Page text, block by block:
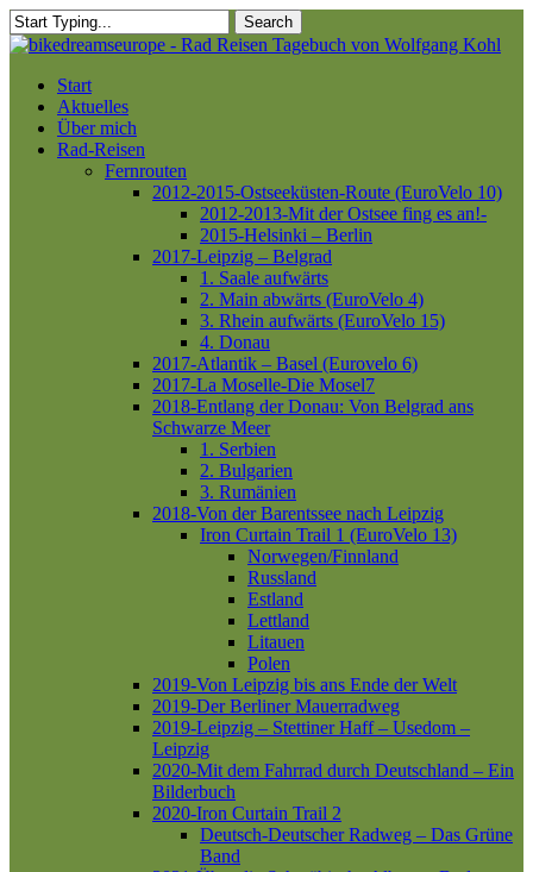
Skip
to
content
Search
Close
Menu
Start
Aktuelles
Über mich
Rad-Reisen
Fernrouten
2012-2015-Ostseeküsten-Route (EuroVelo 10)
2012-2013-Mit der Ostsee fing es an!-
2015-Helsinki – Berlin
2017-Leipzig – Belgrad
1. Saale aufwärts
2. Main abwärts (EuroVelo 4)
3. Rhein aufwärts (EuroVelo 15)
4. Donau
2017-Atlantik – Basel (Eurovelo 6)
2017-La Moselle-Die Mosel7
2018-Entlang der Donau: Von Belgrad ans
Schwarze Meer
1. Serbien
2. Bulgarien
3. Rumänien
2018-Von der Barentssee nach Leipzig
Iron Curtain Trail 1 (EuroVelo 13)
Norwegen/Finnland
Russland
Estland
Lettland
Litauen
Polen
2019-Von Leipzig bis ans Ende der Welt
2019-Der Berliner Mauerradweg
2019-Leipzig – Stettiner Haff – Usedom –
Leipzig
2020-Mit dem Fahrrad durch Deutschland – Ein
Bilderbuch
2020-Iron Curtain Trail 2
Deutsch-Deutscher Radweg – Das Grüne
Band